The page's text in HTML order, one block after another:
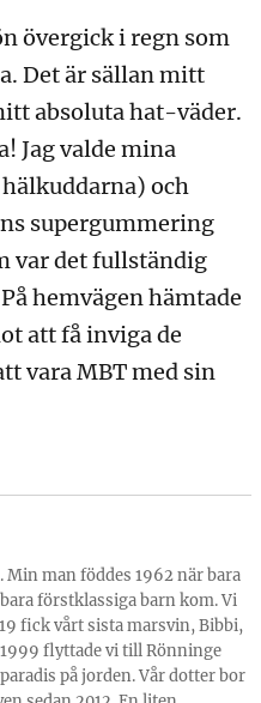
övergick i regn som
Det är sällan mitt
absoluta hat-väder.
Jag valde mina
och
supergummering
var det fullständig
hemvägen hämtade
att få inviga de
vara MBT med sin
Min man föddes 1962 när bara
förstklassiga barn kom. Vi
fick vårt sista marsvin, Bibbi,
flyttade vi till Rönninge
på jorden. Vår dotter bor